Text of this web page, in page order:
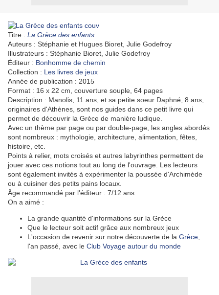
Titre : La Grèce des enfants
Auteurs : Stéphanie et Hugues Bioret, Julie Godefroy
Illustrateurs : Stéphanie Bioret, Julie Godefroy
Éditeur : Bonhomme de chemin
Collection : Les livres de jeux
Année de publication : 2015
Format : 16 x 22 cm, couverture souple, 64 pages
Description : Manolis, 11 ans, et sa petite soeur Daphné, 8 ans,
originaires d'Athènes, sont nos guides dans ce petit livre qui
permet de découvrir la Grèce de manière ludique.
Avec un thème par page ou par double-page, les angles abordés
sont nombreux : mythologie, architecture, alimentation, fêtes,
histoire, etc.
Points à relier, mots croisés et autres labyrinthes permettent de
jouer avec ces notions tout au long de l'ouvrage. Les lecteurs
sont également invités à expérimenter la poussée d'Archimède
ou à cuisiner des petits pains locaux.
Âge recommandé par l'éditeur : 7/12 ans
On a aimé :
La grande quantité d'informations sur la Grèce
Que le lecteur soit actif grâce aux nombreux jeux
L'occasion de revenir sur notre découverte de la Grèce
l'an passé, avec le Club Voyage autour du monde